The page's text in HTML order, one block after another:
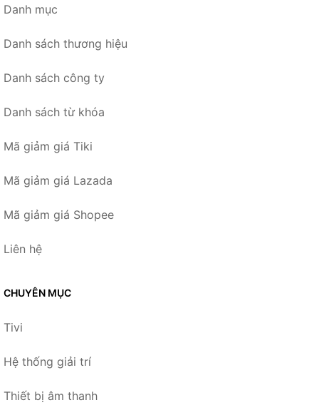
Danh mục
Danh sách thương hiệu
Danh sách công ty
Danh sách từ khóa
Mã giảm giá Tiki
Mã giảm giá Lazada
Mã giảm giá Shopee
Liên hệ
CHUYÊN MỤC
Tivi
Hệ thống giải trí
Thiết bị âm thanh